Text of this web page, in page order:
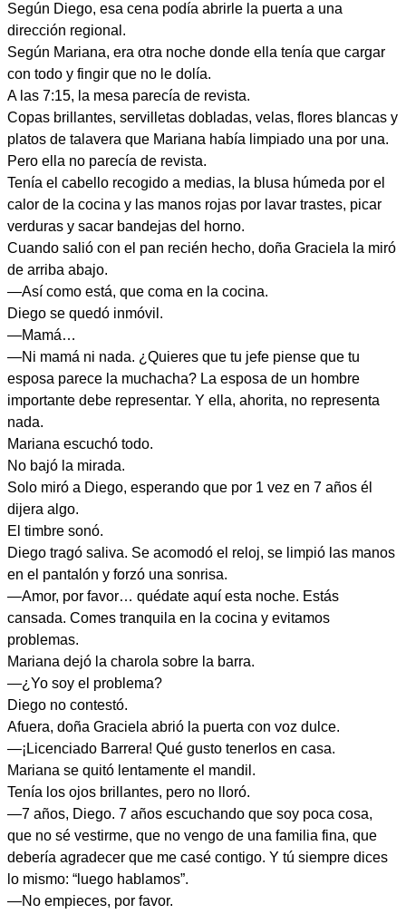
Según Diego, esa cena podía abrirle la puerta a una
dirección regional.
Según Mariana, era otra noche donde ella tenía que cargar
con todo y fingir que no le dolía.
A las 7:15, la mesa parecía de revista.
Copas brillantes, servilletas dobladas, velas, flores blancas y
platos de talavera que Mariana había limpiado una por una.
Pero ella no parecía de revista.
Tenía el cabello recogido a medias, la blusa húmeda por el
calor de la cocina y las manos rojas por lavar trastes, picar
verduras y sacar bandejas del horno.
Cuando salió con el pan recién hecho, doña Graciela la miró
de arriba abajo.
—Así como está, que coma en la cocina.
Diego se quedó inmóvil.
—Mamá…
—Ni mamá ni nada. ¿Quieres que tu jefe piense que tu
esposa parece la muchacha? La esposa de un hombre
importante debe representar. Y ella, ahorita, no representa
nada.
Mariana escuchó todo.
No bajó la mirada.
Solo miró a Diego, esperando que por 1 vez en 7 años él
dijera algo.
El timbre sonó.
Diego tragó saliva. Se acomodó el reloj, se limpió las manos
en el pantalón y forzó una sonrisa.
—Amor, por favor… quédate aquí esta noche. Estás
cansada. Comes tranquila en la cocina y evitamos
problemas.
Mariana dejó la charola sobre la barra.
—¿Yo soy el problema?
Diego no contestó.
Afuera, doña Graciela abrió la puerta con voz dulce.
—¡Licenciado Barrera! Qué gusto tenerlos en casa.
Mariana se quitó lentamente el mandil.
Tenía los ojos brillantes, pero no lloró.
—7 años, Diego. 7 años escuchando que soy poca cosa,
que no sé vestirme, que no vengo de una familia fina, que
debería agradecer que me casé contigo. Y tú siempre dices
lo mismo: “luego hablamos”.
—No empieces, por favor.